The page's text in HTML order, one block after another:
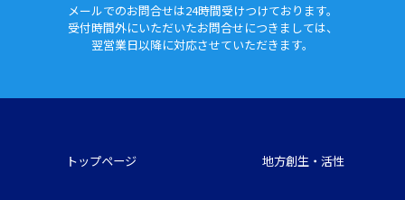
メールでのお問合せは24時間受けつけております。
受付時間外にいただいたお問合せにつきましては、
翌営業日以降に対応させていただきます。
トップページ 地方創生・活性